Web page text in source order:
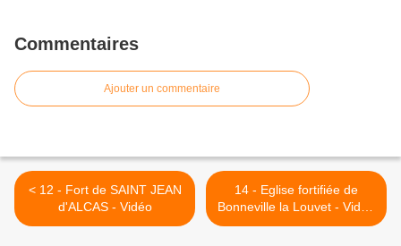
Commentaires
Ajouter un commentaire
< 12 - Fort de SAINT JEAN
d'ALCAS - Vidéo
14 - Eglise fortifiée de
Bonneville la Louvet - Vidéo
>